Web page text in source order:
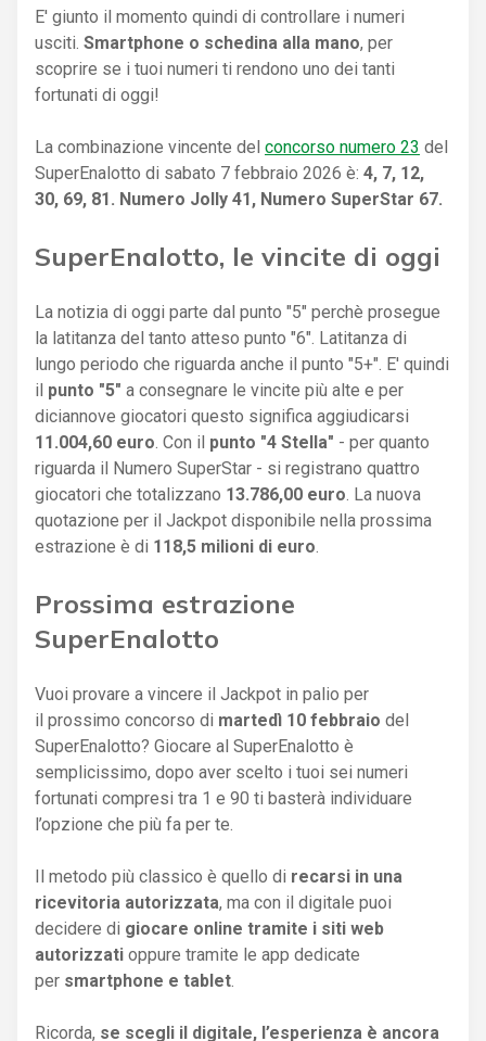
E' giunto il momento quindi di controllare i numeri
usciti. Smartphone o schedina alla mano, per
scoprire se i tuoi numeri ti rendono uno dei tanti
fortunati di oggi!
La combinazione vincente del concorso numero 23 del
SuperEnalotto di sabato 7 febbraio 2026 è: 4, 7, 12,
30, 69, 81. Numero Jolly 41, Numero SuperStar 67.
SuperEnalotto, le vincite di oggi
La notizia di oggi parte dal punto "5" perchè prosegue
la latitanza del tanto atteso punto "6". Latitanza di
lungo periodo che riguarda anche il punto "5+". E' quindi
il punto "5" a consegnare le vincite più alte e per
diciannove giocatori questo significa aggiudicarsi
11.004,60 euro . Con il punto "4 Stella" - per quanto
riguarda il Numero SuperStar - si registrano quattro
giocatori che totalizzano 13.786,00 euro . La nuova
quotazione per il Jackpot disponibile nella prossima
estrazione è di 118,5 milioni di euro
Prossima estrazione
SuperEnalotto
Vuoi provare a vincere il Jackpot in palio per
il prossimo concorso di martedì 10 febbraio del
SuperEnalotto? Giocare al SuperEnalotto è
semplicissimo, dopo aver scelto i tuoi sei numeri
fortunati compresi tra 1 e 90 ti basterà individuare
l’opzione che più fa per te.
Il metodo più classico è quello di recarsi in una
ricevitoria autorizzata, ma con il digitale puoi
decidere di giocare online tramite i siti web
autorizzati oppure tramite le app dedicate
per smartphone e tablet
Ricorda, se scegli il digitale, l’esperienza è ancora